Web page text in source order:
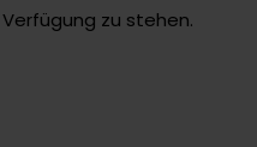
zu stehen.